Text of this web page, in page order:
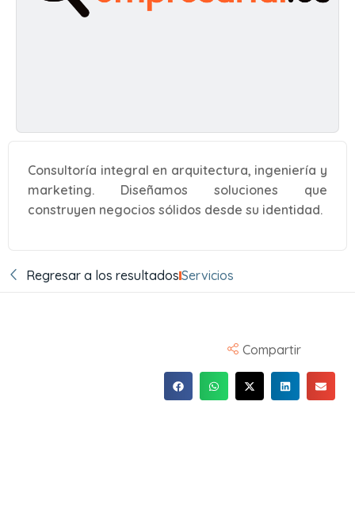
Consultoría integral en arquitectura, ingeniería y
marketing. Diseñamos soluciones que
construyen negocios sólidos desde su identidad.
Regresar a los resultadosServicios
Compartir